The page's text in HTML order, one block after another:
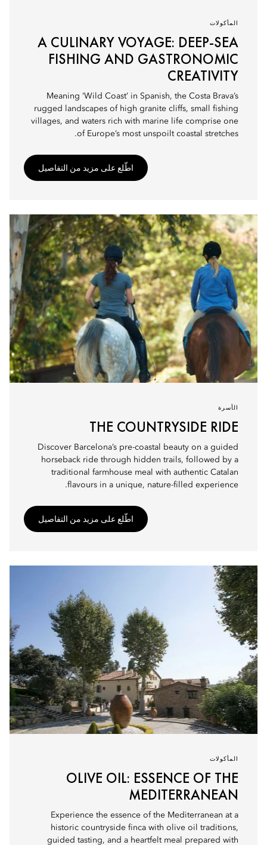
المأكولات
A CULINARY VOYAGE: DEEP-SEA
FISHING AND GASTRONOMIC
CREATIVITY
Meaning ‘Wild Coast’ in Spanish, the Costa Brava’s
rugged landscapes of high granite cliffs, small fishing
villages, and waters rich with marine life comprise one
of Europe’s most unspoilt coastal stretches.
اطّلع على مزيد من التفاصيل
الأسرة
THE COUNTRYSIDE RIDE
Discover Barcelona’s pre-coastal beauty on a guided
horseback ride through hidden trails, followed by a
traditional farmhouse meal with authentic Catalan
flavours in a unique, nature-filled experience.
اطّلع على مزيد من التفاصيل
المأكولات
OLIVE OIL: ESSENCE OF THE
MEDITERRANEAN
Experience the essence of the Mediterranean at a
historic countryside finca with olive oil traditions,
guided tasting, and a heartfelt meal prepared with